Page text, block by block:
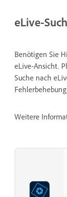
eLive-
Benötigen Sie
eLive-Ansicht.
Suche nach
Weitere